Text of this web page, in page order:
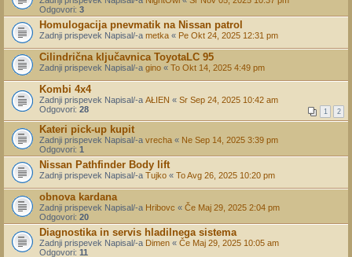
Odgovori: 3
Homulogacija pnevmatik na Nissan patrol
Zadnji prispevek Napisal/-a metka « Pe Okt 24, 2025 12:31 pm
Cilindrična ključavnica ToyotaLC 95
Zadnji prispevek Napisal/-a gino « To Okt 14, 2025 4:49 pm
Kombi 4x4
Zadnji prispevek Napisal/-a AŁIEN « Sr Sep 24, 2025 10:42 am
Odgovori: 28 1 2
Kateri pick-up kupit
Zadnji prispevek Napisal/-a vrecha « Ne Sep 14, 2025 3:39 pm
Odgovori: 1
Nissan Pathfinder Body lift
Zadnji prispevek Napisal/-a Tujko « To Avg 26, 2025 10:20 pm
obnova kardana
Zadnji prispevek Napisal/-a Hribovc « Če Maj 29, 2025 2:04 pm
Odgovori: 20
Diagnostika in servis hladilnega sistema
Zadnji prispevek Napisal/-a Dimen « Če Maj 29, 2025 10:05 am
Odgovori: 11